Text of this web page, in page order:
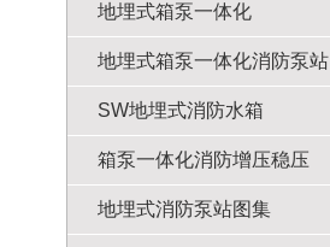
地埋式箱泵一体化
地埋式箱泵一体化消防泵站
SW地埋式消防水箱
箱泵一体化消防增压稳压
地埋式消防泵站图集